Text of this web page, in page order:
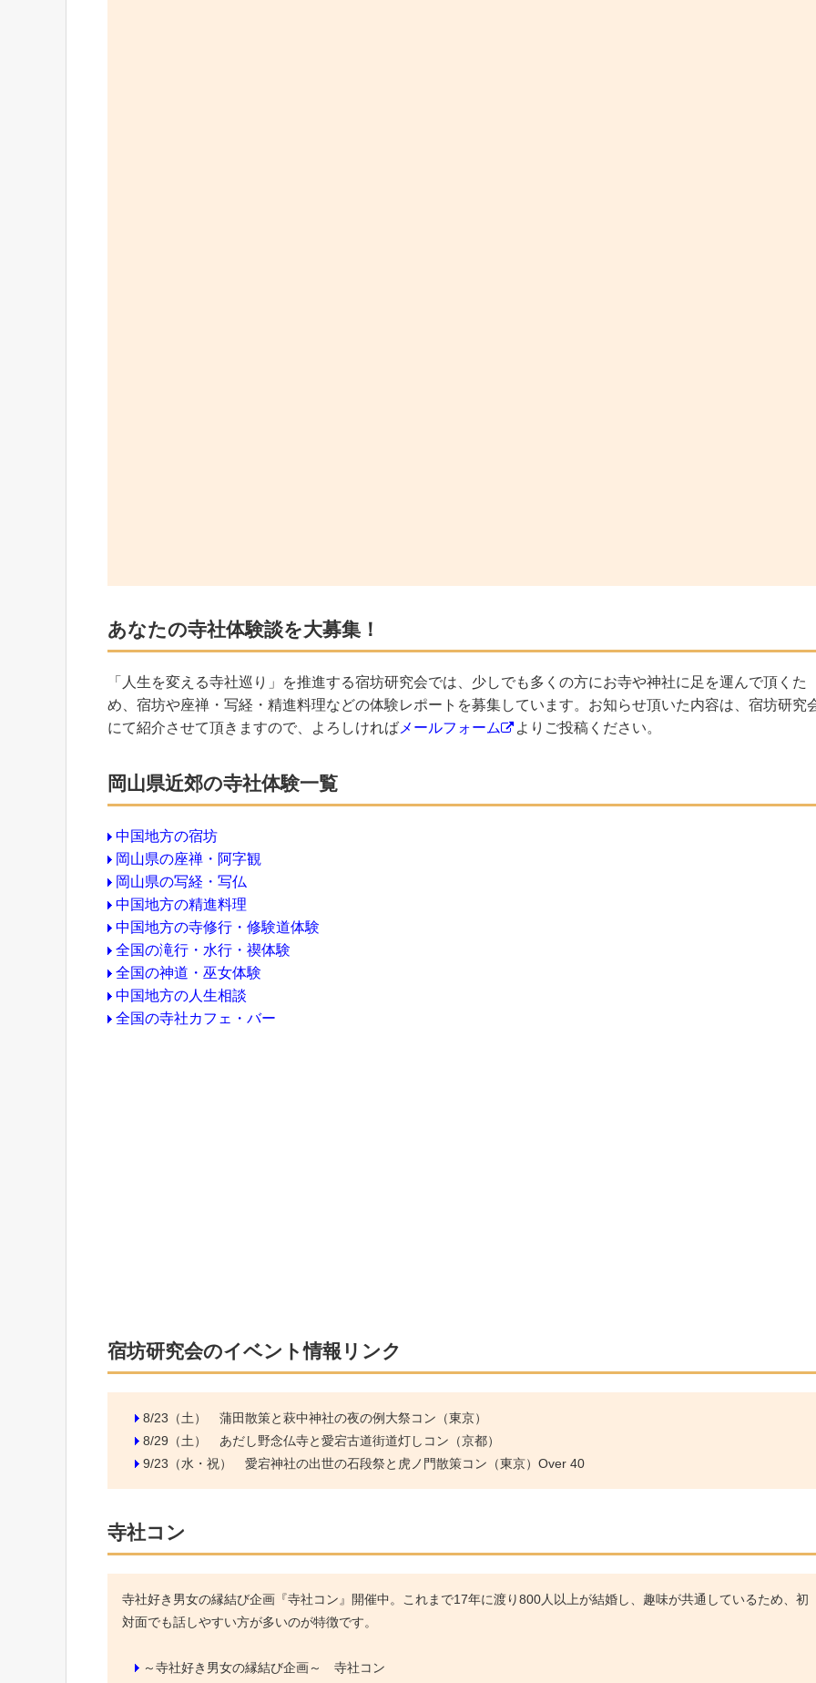
あなたの寺社体験談を大募集！
「人生を変える寺社巡り」を推進する宿坊研究会では、少しでも多くの方にお寺や神社に足を運んで頂くた
め、宿坊や座禅・写経・精進料理などの体験レポートを募集しています。お知らせ頂いた内容は、宿坊研究
にて紹介させて頂きますので、よろしければ メールフォーム よりご投稿ください。
岡山県近郊の寺社体験一覧
中国地方の宿坊
岡山県の座禅・阿字観
岡山県の写経・写仏
中国地方の精進料理
中国地方の寺修行・修験道体験
全国の滝行・水行・禊体験
全国の神道・巫女体験
中国地方の人生相談
全国の寺社カフェ・バー
宿坊研究会のイベント情報リンク
8/23（土） 蒲田散策と萩中神社の夜の例大祭コン（東京）
8/29（土） あだし野念仏寺と愛宕古道街道灯しコン（京都）
9/23（水・祝） 愛宕神社の出世の石段祭と虎ノ門散策コン（東京）Over 40
寺社コン
寺社好き男女の縁結び企画『寺社コン』開催中。これまで17年に渡り800人以上が結婚し、趣味が共通しているため、初
対面でも話しやすい方が多いのが特徴です。
～寺社好き男女の縁結び企画～ 寺社コン